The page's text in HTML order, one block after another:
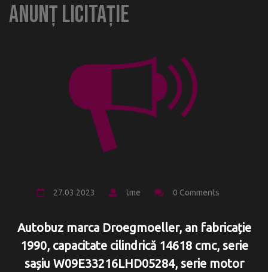
Anunț LICITAȚIE
27.03.2023 tme 0 Comments
Autobuz marca Droegmoeller, an fabricație
1990, capacitate cilindrică 14618 cmc, serie
sașiu W09E33216LHD05284, serie motor